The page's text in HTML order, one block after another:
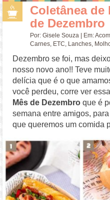
Coletânea de
de Dezembro
Por:Gisele Souza | Em:
Carnes, ETC, Lanches,
Dezembro se foi, mas
nosso novo ano!! Teve
delícia que é o que
você perdeu, corre ver
Mês de Dezembro que é
semana entre amigos,
que queremos um comida